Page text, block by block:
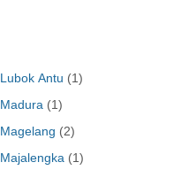
Lubok Antu (1)
Madura (1)
Magelang (2)
Majalengka (1)